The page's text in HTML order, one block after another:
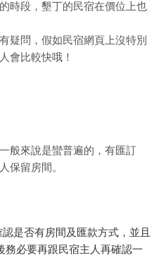
時段，墾丁的民宿在價位上也
疑問，假如民宿網頁上沒特別
會比較快哦！
般來說是蠻普遍的，有匯訂
保留房間。
是否有房間及匯款方式，並且
務必要再跟民宿主人再確認一